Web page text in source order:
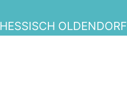
HESSISCH OLDENDORF